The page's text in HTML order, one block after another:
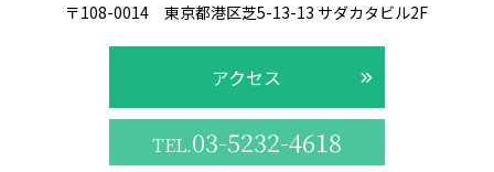
〒108-0014 東京都港区芝5-13-13 サダカタビル2F
アクセス
TEL.03-5232-4618